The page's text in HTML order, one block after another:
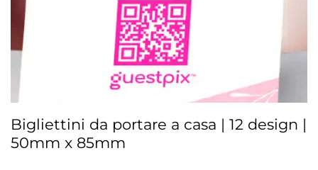
Bigliettini da portare a casa | 12 design |
50mm x 85mm